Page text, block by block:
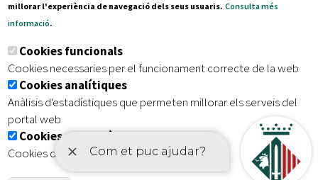
Subscriu-te al nostre butlletí
Inici | Avís legal | Protecció de dades
| Accessibilitat
millorar l'experiència de navegació dels seus usuaris. Consulta més
informació.
Cookies funcionals
Cookies necessaries per el funcionament correcte de la web
Cookies analítiques
Anàlisis d'estadístiques que permeten millorar els serveis del
portal web
Cookies publicitàries
Cookies de tercers amb finalitat publicitària